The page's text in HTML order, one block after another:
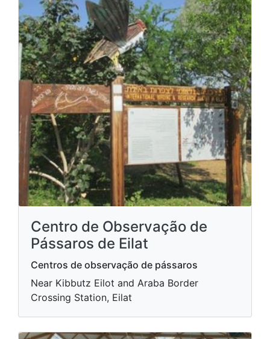
Centro de Observação de
Pássaros de Eilat
Centros de observação de pássaros
Near Kibbutz Eilot and Araba Border
Crossing Station, Eilat